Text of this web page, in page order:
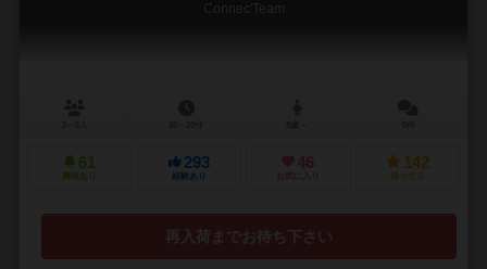
Connec'Team
61
興味あり
293
経験あり
46
お気に入り
142
持ってる
再入荷までお待ち下さい